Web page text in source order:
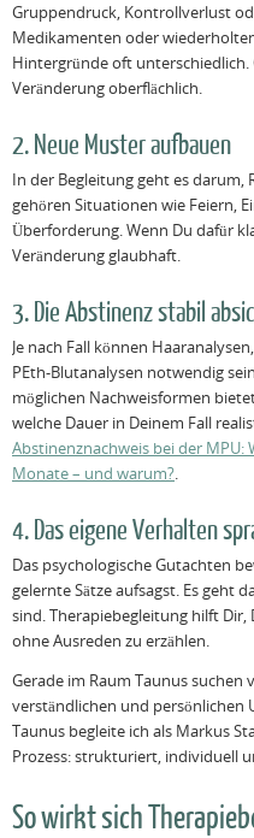
Gruppendruck, Kontrollverlust
Medikamenten oder
Hintergründe oft
Veränderung oberflächlich.
2. Neue Muster aufbauen
In der Begleitung geht es darum,
gehören Situationen wie Feiern,
Überforderung. Wenn Du dafür
Veränderung glaubhaft.
3. Die Abstinenz stabil
Je nach Fall können
PEth-Blutanalysen notwendig
möglichen Nachweisformen
welche Dauer in Deinem Fall
Abstinenznachweis bei der MPU:
Monate – und warum?.
4. Das eigene Verhalten
Das psychologische Gutachten
gelernte Sätze aufsagst. Es geht
sind. Therapiebegleitung hilft Dir,
ohne Ausreden zu erzählen.
Gerade im Raum Taunus suchen
verständlichen und persönlichen
Taunus begleite ich als Markus
Prozess: strukturiert, individuell
So wirkt sich